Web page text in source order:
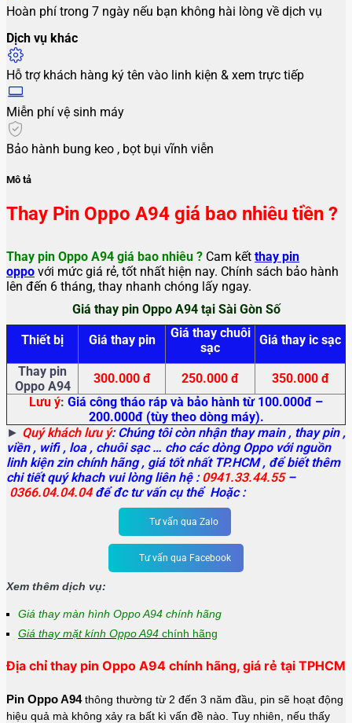
Hoàn phí trong 7 ngày nếu bạn không hài lòng về dịch vụ
Dịch vụ khác
Hỗ trợ khách hàng ký tên vào linh kiện & xem trực tiếp
Miễn phí vệ sinh máy
Bảo hành bung keo , bọt bụi vĩnh viễn
Mô tả
Thay Pin Oppo A94 giá bao nhiêu tiền ?
Thay pin Oppo A94 giá bao nhiêu ? Cam kết thay pin
oppo với mức giá rẻ, tốt nhất hiện nay. Chính sách bảo hành
lên đến 6 tháng, thay nhanh chóng lấy ngay.
Giá thay pin Oppo A94 tại Sài Gòn Số
Thiết bị Giá thay pin
Giá thay chuôi
sạc
Giá thay ic sạc
Thay pin
Oppo A94
300.000 đ 250.000 đ
350.000 đ
Lưu ý: Giá công tháo ráp và bảo hành từ 100.000đ –
200.000đ (tùy theo dòng máy).
► Quý khách lưu ý: Chúng tôi còn nhận thay main, thay pin ,
viền , wifi , loa , chuôi sạc … cho các dòng Oppo với nguồn
linh kiện zin chính hãng , giá tốt nhất TP.HCM , để biết thêm
chi tiết quý khach vui lòng liên hệ :0941.33.44.55–
0366.04.04.04để đc tư vấn cụ thể Hoặc :
Tư vấn qua Zalo
Tư vấn qua Facebook
Xem thêm dịch vụ:
Giá thay màn hình Oppo A94 chính hãng
Giá thay mặt kính Oppo A94 chính hãng
Địa chỉ thay pin Oppo A94 chính hãng, giá rẻ tại TPHCM
Pin Oppo A94thông thường từ 2 đến 3 năm đầu, pin sẽ hoạt động
hiệu quả mà không xảy ra bất kì vấn đề nào. Tuy nhiên, nếu thấy